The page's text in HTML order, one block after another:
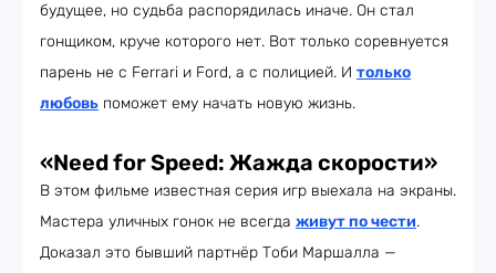
будущее, но судьба распорядилась иначе. Он стал
гонщиком, круче которого нет. Вот только соревнуется
парень не с Ferrari и Ford, а с полицией. И только
любовь поможет ему начать новую жизнь.
«Need for Speed: Жажда скорости»
В этом фильме известная серия игр выехала на экраны.
Мастера уличных гонок не всегда живут по чести.
Доказал это бывший партнёр Тоби Маршалла —